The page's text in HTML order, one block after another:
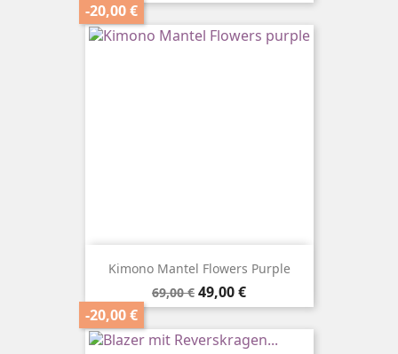
-20,00 €
Kimono Mantel Flowers Purple
Verkaufspreis
69,00 €
-20,00 €
Preis
49,00 €